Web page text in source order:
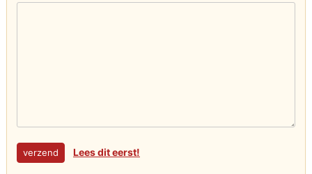
Lees dit eerst!